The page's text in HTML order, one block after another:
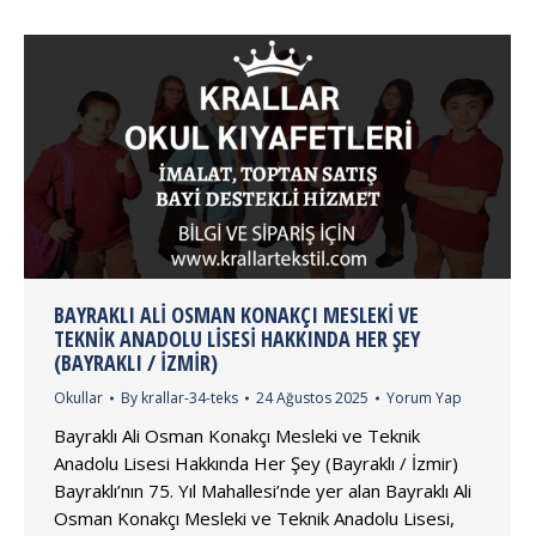
BAYRAKLI ALI OSMAN KONAKÇI MESLEKI VE
TEKNIK ANADOLU LISESI HAKKINDA HER ŞEY
(BAYRAKLI / İZMIR)
Okullar By krallar-34-teks 24 Ağustos 2025 Yorum Yap
Bayraklı Ali Osman Konakçı Mesleki ve Teknik
Anadolu Lisesi Hakkında Her Şey (Bayraklı / İzmir)
Bayraklı’nın 75. Yıl Mahallesi’nde yer alan Bayraklı Ali
Osman Konakçı Mesleki ve Teknik Anadolu Lisesi,